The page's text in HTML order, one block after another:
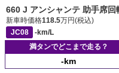
660 J アンシャンテ 助手席回
新車時価格118.5万円(税込)
JC08
-km/L
満タンでどこまで走る？
-km